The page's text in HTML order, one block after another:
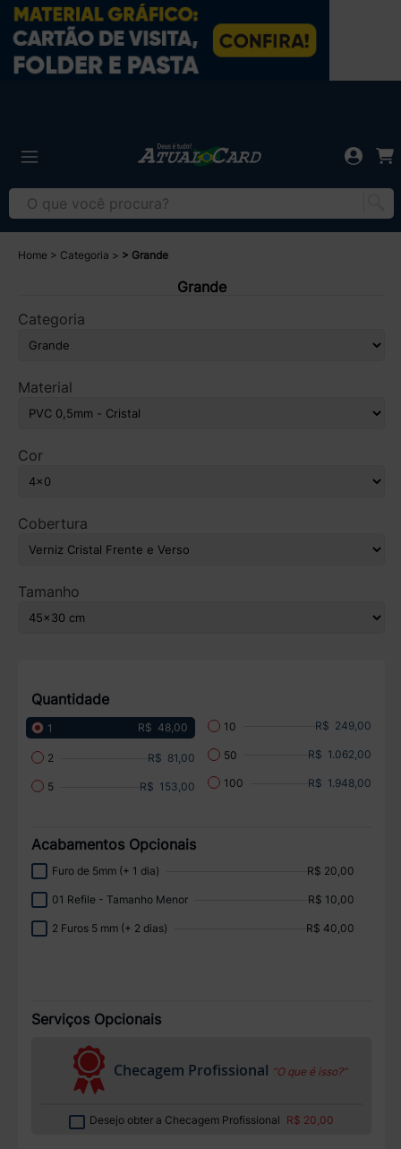
Home Categoria Grande
Grande
Categoria
Material
Cor
Cobertura
Tamanho
Quantidade
1 R$ 48,00
2 R$ 81,00
5 R$ 153,00
10 R$ 249,00
50 R$ 1.062,00
100 R$ 1.948,00
Acabamentos Opcionais
Furo de 5mm (+ 1 dia) R$ 20,00
01 Refile - Tamanho Menor R$ 10,00
2 Furos 5 mm (+ 2 dias) R$ 40,00
Serviços Opcionais
Checagem Profissional “O que é isso?”
Desejo obter a Checagem Profissional R$ 20,00